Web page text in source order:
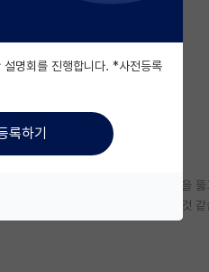
행스럽게도 이번에 엄청난 경쟁률을 뚫
또 스스로 배운 것이 좋은 학습이 된것 같
명회를 진행합니다. *사전등록
록하기